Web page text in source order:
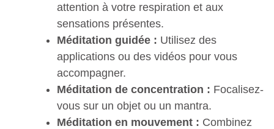
attention à votre respiration et aux
sensations présentes.
Méditation guidée : Utilisez des
applications ou des vidéos pour vous
accompagner.
Méditation de concentration : Focalisez-
vous sur un objet ou un mantra.
Méditation en mouvement : Combinez